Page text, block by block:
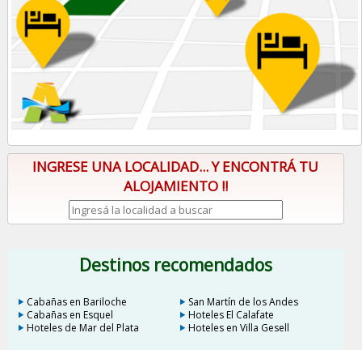
INGRESE UNA LOCALIDAD... Y ENCONTRÁ TU
ALOJAMIENTO !!
Destinos recomendados
Cabañas en Bariloche
San Martín de los Andes
Cabañas en Esquel
Hoteles El Calafate
Hoteles de Mar del Plata
Hoteles en Villa Gesell